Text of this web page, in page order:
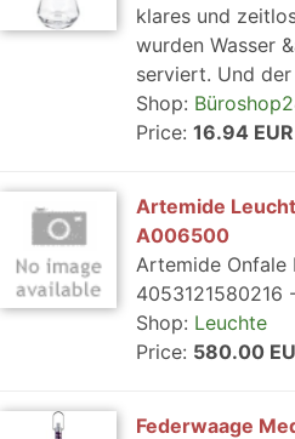
klares und
wurden Wasser
serviert. Und
Shop:
Price: 16.94 EUR
Artemide
A006500
Artemide
4053121580216
Shop: Leuchte
Price: 580.00
Federwaage